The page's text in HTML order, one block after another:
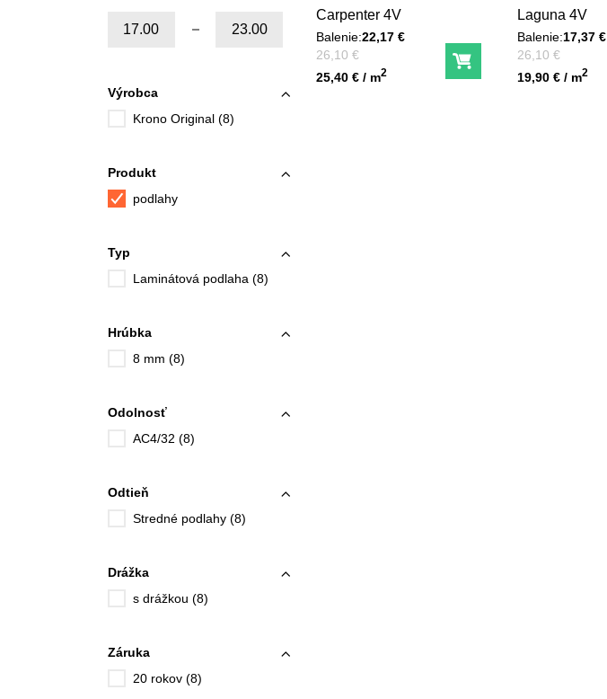
Carpenter 4V
Balenie:22,17 €
Pred zľavou:
26,10 €
Unit price
25,40 € / m2 Do košíka
Laguna 4V
Balenie:17,37 €
Pred zľavou:
26,10 €
Unit price
19,90 € / m2
Výrobca
Krono Original (8)
Produkt
podlahy
Typ
Laminátová podlaha (8)
Hrúbka
8 mm (8)
Odolnosť
AC4/32 (8)
Odtieň
Stredné podlahy (8)
Drážka
s drážkou (8)
Záruka
20 rokov (8)